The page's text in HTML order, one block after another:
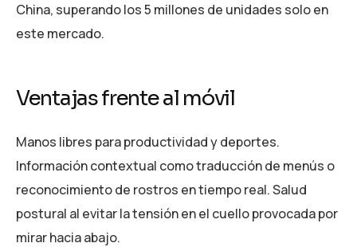
China, superando los 5 millones de unidades solo en
este mercado.
Ventajas frente al móvil
Manos libres para productividad y deportes.
Información contextual como traducción de menús o
reconocimiento de rostros en tiempo real. Salud
postural al evitar la tensión en el cuello provocada por
mirar hacia abajo.